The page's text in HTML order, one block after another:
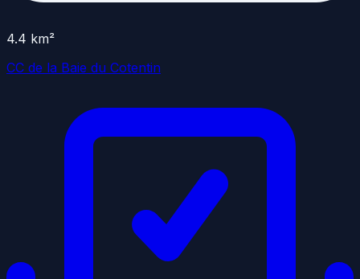
4.4 km²
CC de la Baie du Cotentin